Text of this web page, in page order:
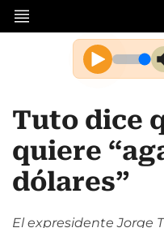
Tuto dice
quiere
dólares”
El expresidente Jorge